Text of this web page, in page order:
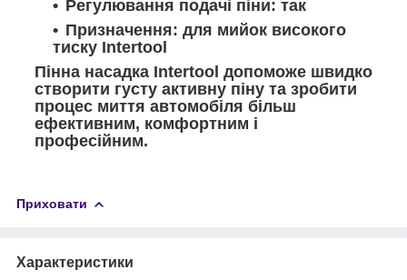
Регулювання подачі піни: так
Призначення: для мийок високого
тиску Intertool
Пінна насадка Intertool допоможе швидко
створити густу активну піну та зробити
процес миття автомобіля більш
ефективним, комфортним і
професійним.
Приховати
Характеристики